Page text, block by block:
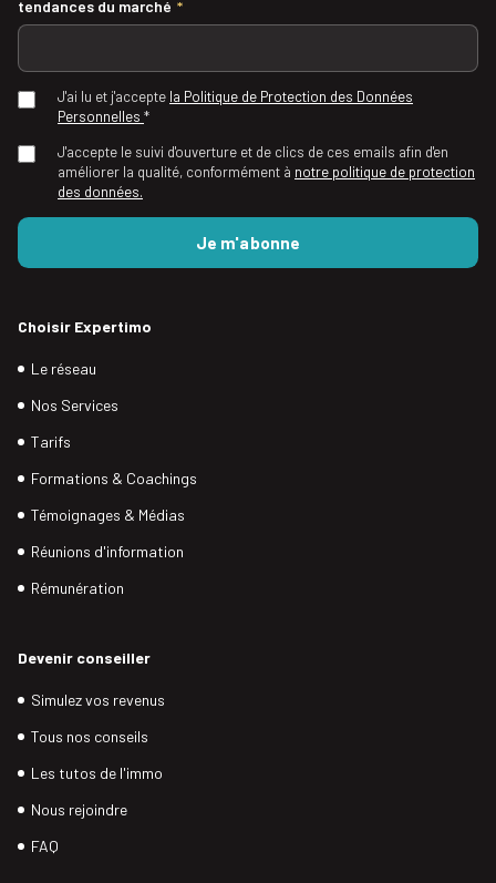
tendances du marché *
J'ai lu et j'accepte la Politique de Protection des Données
Personnelles *
J'accepte le suivi d'ouverture et de clics de ces emails afin d'en
améliorer la qualité, conformément à notre politique de protection
des données.
Choisir Expertimo
Le réseau
Nos Services
Tarifs
Formations & Coachings
Témoignages & Médias
Réunions d'information
Rémunération
Devenir conseiller
Simulez vos revenus
Tous nos conseils
Les tutos de l'immo
Nous rejoindre
FAQ